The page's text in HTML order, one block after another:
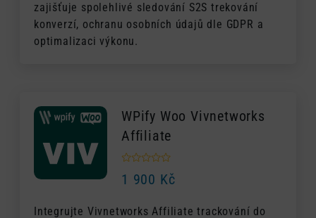
zajišťuje spolehlivé sledování S2S trekování
konverzí, ochranu osobních údajů dle GDPR a
optimalizaci výkonu.
WPify Woo Vivnetworks
Affiliate
1 900 Kč
Integrujte Vivnetworks Affiliate trackování do